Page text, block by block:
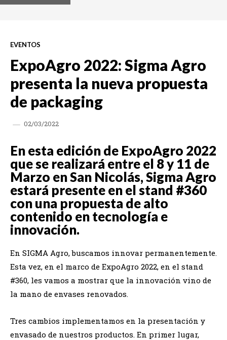
EVENTOS
ExpoAgro 2022: Sigma Agro
presenta la nueva propuesta
de packaging
02/03/2022
En esta edición de ExpoAgro 2022
que se realizará entre el 8 y 11 de
Marzo en San Nicolás, Sigma Agro
estará presente en el stand #360
con una propuesta de alto
contenido en tecnología e
innovación.
En SIGMA Agro, buscamos innovar permanentemente.
Esta vez, en el marco de ExpoAgro 2022, en el stand
#360, les vamos a mostrar que la innovación vino de
la mano de envases renovados.
Tres cambios implementamos en la presentación y
envasado de nuestros productos. En primer lugar,